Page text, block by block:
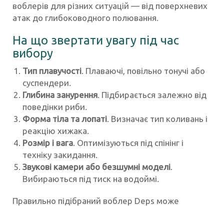
воблерів для різних ситуацій — від поверхневих
атак до глибоководного полювання.
На що звертати увагу під час
вибору
Тип плавучості . Плаваючі, повільно тонучі або
суспендери.
Глибина занурення . Підбирається залежно від
поведінки риби.
Форма тіла та лопаті . Визначає тип коливань і
реакцію хижака.
Розмір і вага . Оптимізуються під спінінг і
техніку закидання.
Звукові камери або безшумні моделі
Вибираються під тиск на водоймі.
Правильно підібраний воблер Deps може